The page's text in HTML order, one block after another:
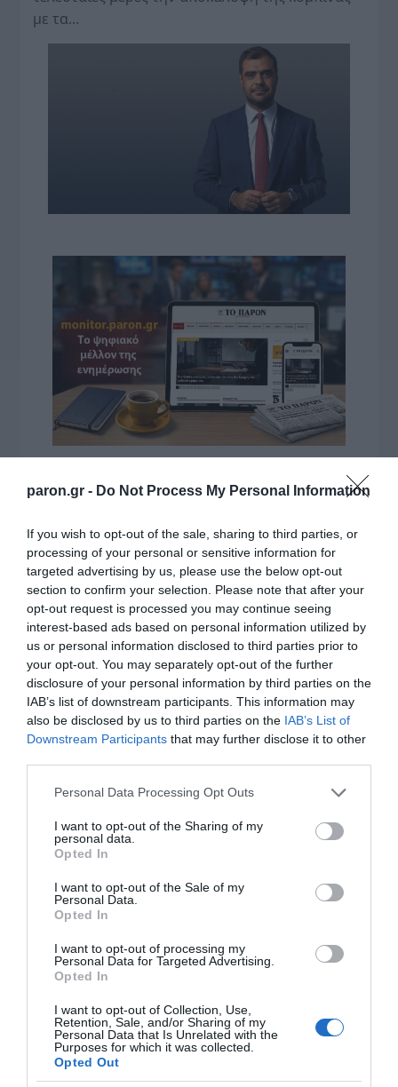
paron.gr - Do Not Process My Personal Information
If you wish to opt-out of the sale, sharing to third parties, or
processing of your personal or sensitive information for
targeted advertising by us, please use the below opt-out
section to confirm your selection. Please note that after your
opt-out request is processed you may continue seeing
interest-based ads based on personal information utilized by
us or personal information disclosed to third parties prior to
your opt-out. You may separately opt-out of the further
disclosure of your personal information by third parties on the
IAB’s list of downstream participants. This information may
also be disclosed by us to third parties on the IAB’s List of
Downstream Participants that may further disclose it to other
Please note that this website/app uses one or more Google
not limited to your visit or usage behaviour. You may click to
grant or deny consent to Google and its third-party tags to
use your data for below specified purposes in below Google
consent section.
Personal Data Processing Opt Outs
I want to opt-out of the Sharing of my
personal data.
Opted In
I want to opt-out of the Sale of my
Personal Data.
Opted In
I want to opt-out of processing my
Personal Data for Targeted Advertising.
Opted In
I want to opt-out of Collection, Use,
Retention, Sale, and/or Sharing of my
Personal Data that Is Unrelated with the
Purposes for which it was collected.
Opted Out
με τα…
ΠΑΥΛΟΣ ΜΑΡΙΝΑΚΗΣ: «ΔΕΝ ΗΘΕΛΑ ΝΑ ΑΦΗΣΩ ΣΤΟΝ
ΕΠΟΜΕΝΟ ΜΙΑ ΚΑΥΤΗ ΠΑΤΑΤΑ»
Ο κυβερνητικός εκπρόσωπος,
Παύλος Μαρινάκης, ανοίγει τα
χαρτιά του στις «Τυπολογίες»
σε ένα vidcast που μιλάει για
τις μεγάλες τομές στον χώρο
των Μέσων Μαζικής
Ενημέρωσης. Σε μια εφ’ όλης της ύλης
συνέντευξη στον Βασίλη Κουφόπουλο, αναλύει
εκατομμυρίων ευρώ για τον Τύπο, αλλά και την
πρωτοβουλία για την άρση της ανωνυμίας στο